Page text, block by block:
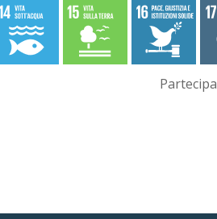
Partecipa